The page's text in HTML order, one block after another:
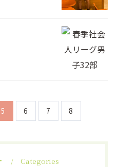
5 6 7 8
Categories